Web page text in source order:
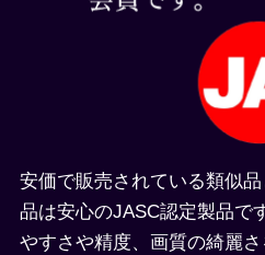
安価で販売されている類似
品は安心のJASC認定製品で
やすさや精度、画質の綺麗